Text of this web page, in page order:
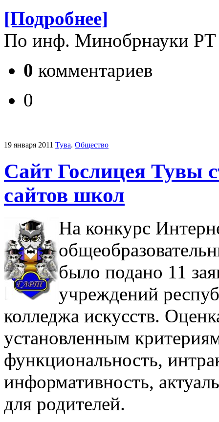
[Подробнее]
По инф. Минобрнауки РТ
0 комментариев
0
19 января 2011 Тува. Общество
Сайт Гослицея Тувы
сайтов школ
На конкурс
было подано 11
учреждений
колледжа искусств.
установленным
функциональность,
информативность,
для родителей.